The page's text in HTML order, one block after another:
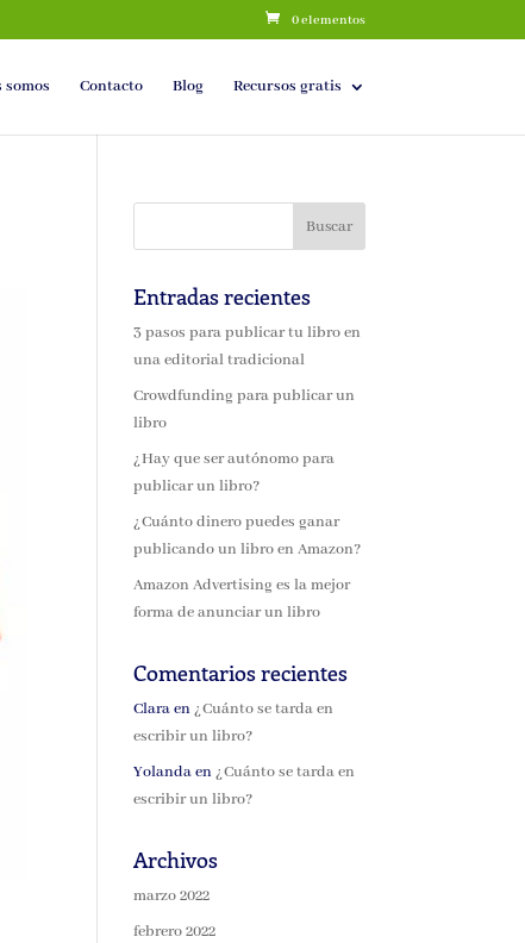
0 elementos
somos Contacto Blog Recursos gratis
Entradas recientes
3 pasos para publicar tu libro en
una editorial tradicional
Crowdfunding para publicar un
libro
¿Hay que ser autónomo para
publicar un libro?
¿Cuánto dinero puedes ganar
publicando un libro en Amazon?
Amazon Advertising es la mejor
forma de anunciar un libro
Comentarios recientes
Claraen¿Cuánto se tarda en
escribir un libro?
Yolandaen¿Cuánto se tarda en
escribir un libro?
Archivos
marzo 2022
febrero 2022